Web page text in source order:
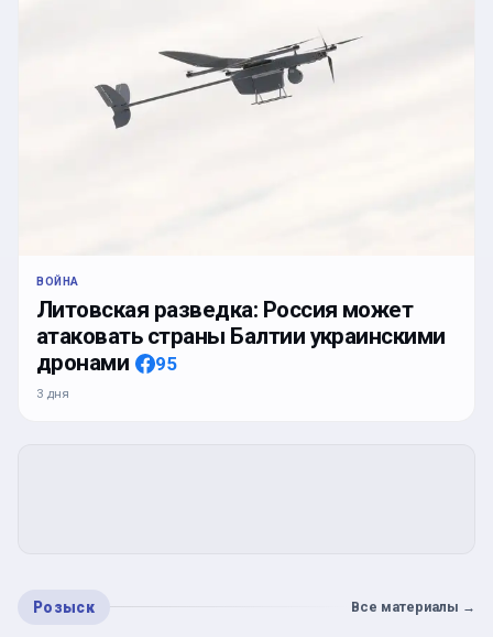
ВОЙНА
Литовская разведка: Россия может
атаковать страны Балтии украинскими
дронами
95
3 дня
Розыск Все материалы →